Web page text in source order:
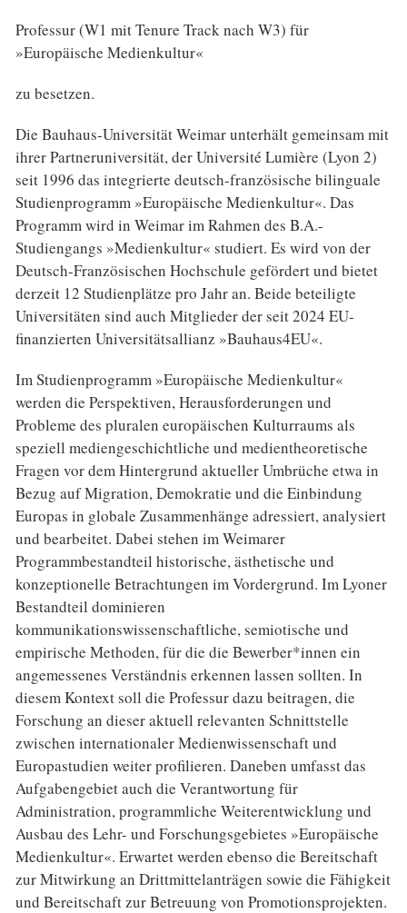
Professur (W1 mit Tenure Track nach W3) für
»Europäische Medienkultur«
zu besetzen.
Die Bauhaus-Universität Weimar unterhält gemeinsam mit
ihrer Partneruniversität, der Université Lumière (Lyon 2)
seit 1996 das integrierte deutsch-französische bilinguale
Studienprogramm »Europäi­sche Medienkultur«. Das
Programm wird in Weimar im Rahmen des B.A.-
Studiengangs »Medienkultur« studiert. Es wird von der
Deutsch-Französischen Hochschule gefördert und bietet
derzeit 12 Studien­plätze pro Jahr an. Beide beteiligte
Universitäten sind auch Mitglieder der seit 2024 EU-
finanzierten Universitätsallianz »Bauhaus4EU«.
Im Studienprogramm »Europäische Medienkultur«
werden die Perspektiven, Herausforderungen und
Probleme des pluralen europäischen Kulturraums als
speziell mediengeschichtliche und medientheoreti­sche
Fragen vor dem Hintergrund aktueller Umbrüche etwa in
Bezug auf Migration, Demokratie und die Einbindung
Europas in globale Zusammenhänge adressiert, analysiert
und bearbeitet. Dabei stehen im Weimarer
Programmbestandteil historische, ästhetische und
konzeptionelle Betrachtungen im Vorder­grund. Im Lyoner
Bestandteil dominieren
kommunikationswissenschaftliche, semiotische und
empirische Methoden, für die die Bewerber*innen ein
angemessenes Verständnis erkennen lassen sollten. In
diesem Kontext soll die Professur dazu beitragen, die
Forschung an dieser aktuell relevanten Schnittstelle
zwischen internationaler Medienwissenschaft und
Europastudien weiter profilieren. Daneben umfasst das
Aufgabengebiet auch die Verantwortung für
Administration, programmliche Weiterentwicklung und
Aus­bau des Lehr- und Forschungsgebietes »Europäische
Medienkultur«. Erwartet werden ebenso die Bereit­schaft
zur Mitwirkung an Drittmittelanträgen sowie die Fähigkeit
und Bereitschaft zur Betreuung von Promotionsprojekten.